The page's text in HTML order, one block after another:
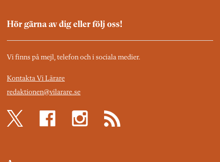
Hör gärna av dig eller följ oss!
Vi finns på mejl, telefon och i sociala medier.
Kontakta Vi Lärare
redaktionen@vilarare.se